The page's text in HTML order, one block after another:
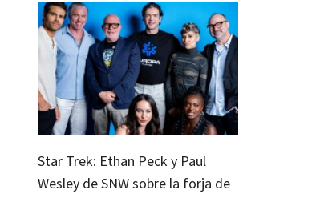
Star Trek: Ethan Peck y Paul
Wesley de SNW sobre la forja de